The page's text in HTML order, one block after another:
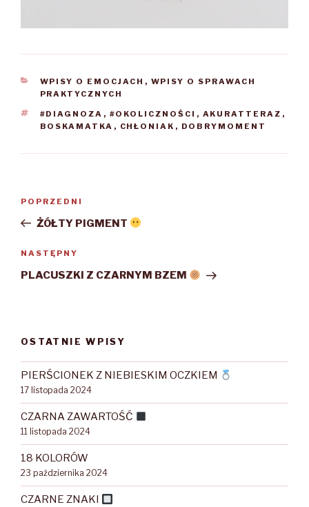
KATEGORIE
WPISY O EMOCJACH , WPISY O SPRAWACH
PRAKTYCZNYCH
TAGI
#DIAGNOZA , #OKOLICZNOŚCI , AKURATTERAZ ,
BOSKAMATKA , CHŁONIAK , DOBRYMOMENT
Nawigacja
wpisu
Poprzedni
wpis
POPRZEDNI
ŻÓŁTY PIGMENT
Następny
wpis
NASTĘPNY
PLACUSZKI Z CZARNYM BZEM
OSTATNIE WPISY
PIERŚCIONEK Z NIEBIESKIM OCZKIEM
17 listopada 2024
CZARNA ZAWARTOŚĆ
11 listopada 2024
18 KOLORÓW
23 października 2024
CZARNE ZNAKI